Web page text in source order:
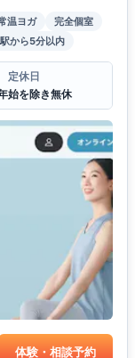
温ヨガ
完全個室
駅から5分以内
定休日
始を除き無休
体験・相談予約